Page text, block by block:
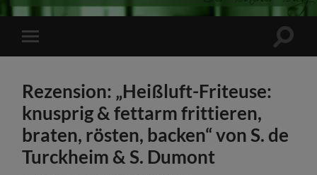
Mobile-
Menü
Rezension: „Heißluft-Friteuse:
knusprig & fettarm frittieren,
braten, rösten, backen“ von S. de
Turckheim & S. Dumont